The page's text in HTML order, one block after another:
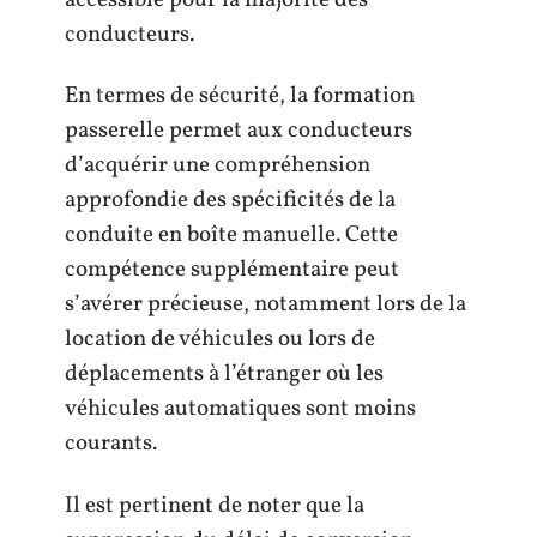
conducteurs.
En termes de sécurité, la formation
passerelle permet aux conducteurs
d’acquérir une compréhension
approfondie des spécificités de la
conduite en boîte manuelle. Cette
compétence supplémentaire peut
s’avérer précieuse, notamment lors de la
location de véhicules ou lors de
déplacements à l’étranger où les
véhicules automatiques sont moins
courants.
Il est pertinent de noter que la